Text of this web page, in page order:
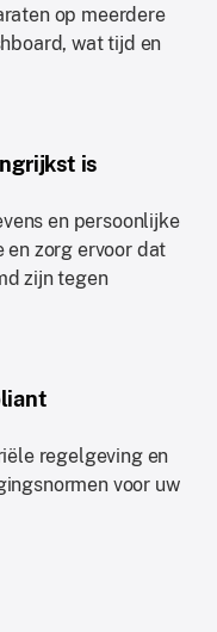
op meerdere
wat tijd en
is
en persoonlijke
en zorg ervoor dat
zijn tegen
regelgeving en
voor uw